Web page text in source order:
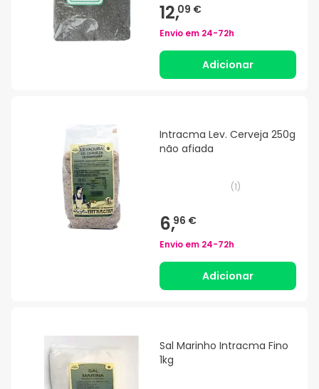
12,09 €
Envio em 24-72h
Adicionar
Intracma Lev. Cerveja 250g
não afiada
(1)
6,96 €
Envio em 24-72h
Adicionar
Sal Marinho Intracma Fino
1kg